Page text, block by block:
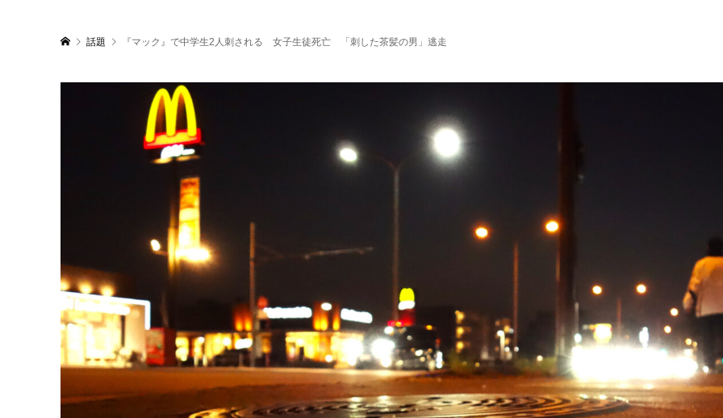
話題 『マック』で中学生2人刺される 女子生徒死亡 「刺した茶髪の男」逃走